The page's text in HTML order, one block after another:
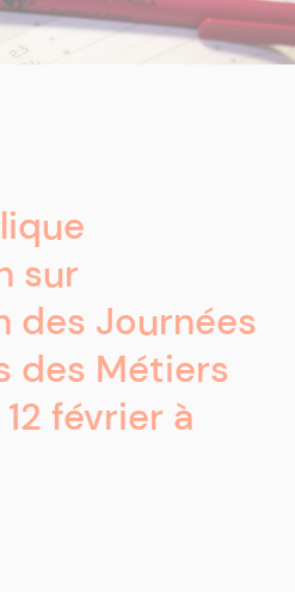
sur
des Journées
des Métiers
février à